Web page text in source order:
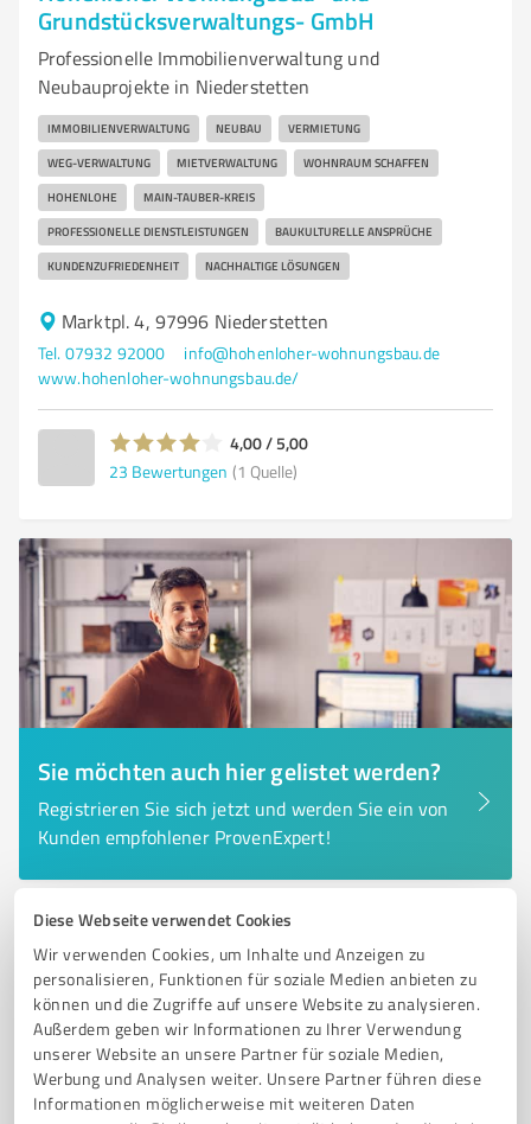
Diese Webseite verwendet Cookies
Wir verwenden Cookies, um Inhalte und Anzeigen zu
personalisieren, Funktionen für soziale Medien anbieten zu
können und die Zugriffe auf unsere Website zu analysieren.
Außerdem geben wir Informationen zu Ihrer Verwendung
unserer Website an unsere Partner für soziale Medien,
Werbung und Analysen weiter. Unsere Partner führen diese
Informationen möglicherweise mit weiteren Daten
Grundstücksverwaltungs- GmbH
Professionelle Immobilienverwaltung und
Neubauprojekte in Niederstetten
IMMOBILIENVERWALTUNG NEUBAU VERMIETUNG
WEG-VERWALTUNG MIETVERWALTUNG WOHNRAUM SCHAFFEN
HOHENLOHE MAIN-TAUBER-KREIS
PROFESSIONELLE DIENSTLEISTUNGEN BAUKULTURELLE ANSPRÜCHE
KUNDENZUFRIEDENHEIT NACHHALTIGE LÖSUNGEN
Marktpl. 4, 97996 Niederstetten
Tel. 07932 92000
info@hohenloher-wohnungsbau.de
www.hohenloher-wohnungsbau.de/
4,00 / 5,00
23 Bewertungen (1 Quelle)
Sie möchten auch hier gelistet werden?
Registrieren Sie sich jetzt und werden Sie ein von
Kunden empfohlener ProvenExpert!
Nussacker Immobilienverwaltung GmbH
Professionelle Hausverwaltung und
Immobilienverwaltung in Bad Mergentheim
HAUSVERWALTUNG IMMOBILIENVERWALTUNG BAD MERGENTHEIM
EIGENTÜMERGEMEINSCHAFTEN